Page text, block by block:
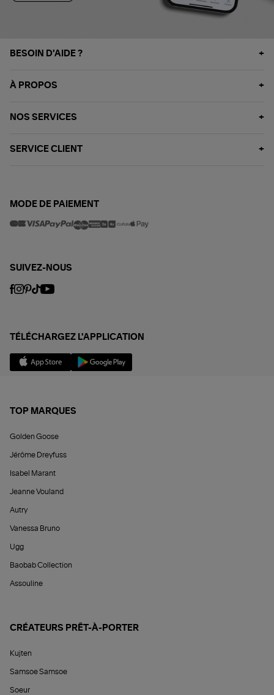
BESOIN D'AIDE ?
À PROPOS
NOS SERVICES
SERVICE CLIENT
MODE DE PAIEMENT
SUIVEZ-NOUS
TÉLÉCHARGEZ L'APPLICATION
TOP MARQUES
Golden Goose
Jérôme Dreyfuss
Isabel Marant
Jeanne Vouland
Autry
Vanessa Bruno
Ugg
Baobab Collection
Assouline
CRÉATEURS PRÊT-À-PORTER
Kujten
Samsoe Samsoe
Soeur